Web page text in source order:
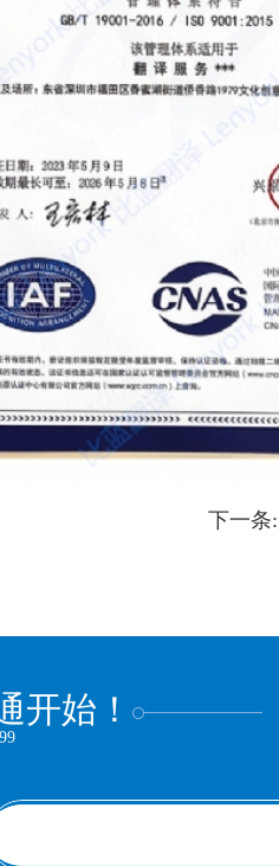
下一条:
开始！